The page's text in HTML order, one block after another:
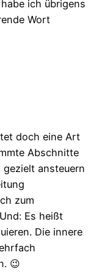
ich übrigens
Wort
doch eine Art
Abschnitte
gezielt ansteuern
zum
Es heißt
Die innere
😉